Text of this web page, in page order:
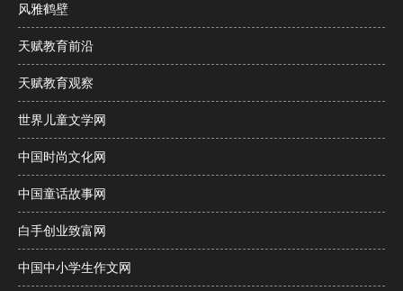
风雅鹤壁
天赋教育前沿
天赋教育观察
世界儿童文学网
中国时尚文化网
中国童话故事网
白手创业致富网
中国中小学生作文网